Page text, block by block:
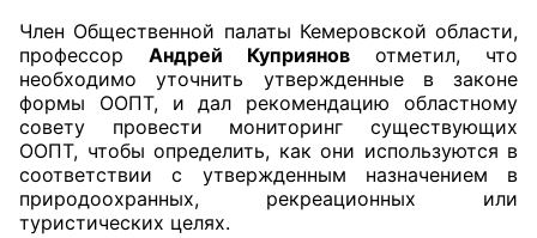
Положения
Соглашения
Рекомендации
Порядок работы ЦОН
Член Общественной палаты Кемеровской области,
профессор Андрей Куприянов отметил, что
необходимо уточнить утвержденные в законе
формы ООПТ, и дал рекомендацию областному
совету провести мониторинг существующих
ООПТ, чтобы определить, как они используются в
соответствии с утвержденным назначением в
природоохранных, рекреационных или
туристических целях.